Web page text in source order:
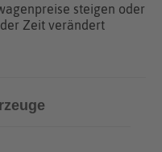
steigen oder
Zeit verändert